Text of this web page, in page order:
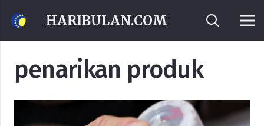
HARIBULAN.COM
penarikan produk